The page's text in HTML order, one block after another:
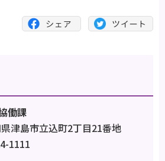
働課
津島市立込町2丁目21番地
1111